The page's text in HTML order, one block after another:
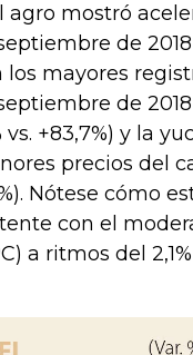
mostró
de
mayores
de
+83,7%) y la
precios del
Nótese cómo
con el
a ritmos del